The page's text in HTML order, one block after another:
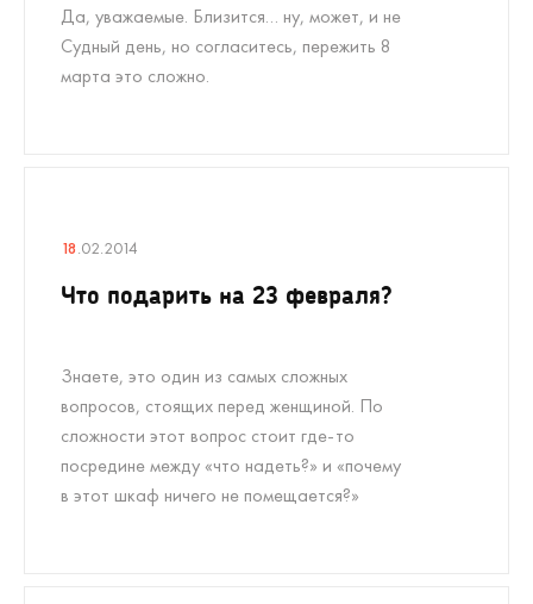
Да, уважаемые. Близится… ну, может, и не
Судный день, но согласитесь, пережить 8
марта это сложно.
18.02.2014
Что подарить на 23 февраля?
Знаете, это один из самых сложных
вопросов, стоящих перед женщиной. По
сложности этот вопрос стоит где-то
посредине между «что надеть?» и «почему
в этот шкаф ничего не помещается?»